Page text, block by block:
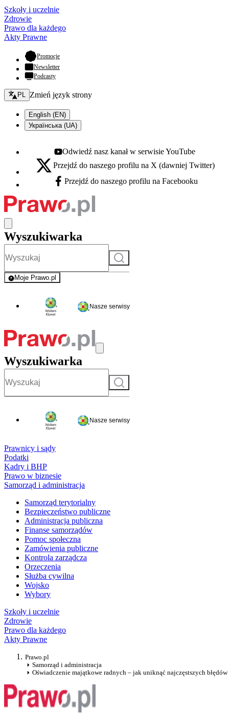
Szkoły i uczelnie
Zdrowie
Prawo dla każdego
Akty Prawne
Promocje- otwiera się w nowej karcie
Newsletter
Podcasty
Zmień język - bieżący:
PL Zmień język strony
English (EN)
Українська (UA)
Youtube - otwiera się w nowej karcie
Odwiedź nasz kanał w serwisie YouTube
X - otwiera się w nowej karcie
Przejdź do naszego profilu na X (dawniej Twitter)
Facebook - otwiera się w nowej karcie
Przejdź do naszego profilu na Facebooku
Wyszukiwarka
Szukaj
Moje Prawo.pl
- rejestracja i logowanie do serwisu
Nasze serwisy
Wyszukiwarka
Szukaj
Nasze serwisy
Prawnicy i sądy
Podatki
Kadry i BHP
Prawo w biznesie
Samorząd i administracja
Samorząd terytorialny
Bezpieczeństwo publiczne
Administracja publiczna
Finanse samorządów
Pomoc społeczna
Zamówienia publiczne
Kontrola zarządcza
Orzeczenia
Służba cywilna
Wojsko
Wybory
Szkoły i uczelnie
Zdrowie
Prawo dla każdego
Akty Prawne
Prawo.pl
Samorząd i administracja
Oświadczenie majątkowe radnych – jak uniknąć najczęstszych błędów